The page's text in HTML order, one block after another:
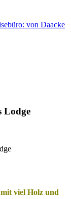
Lodge
viel Holz und